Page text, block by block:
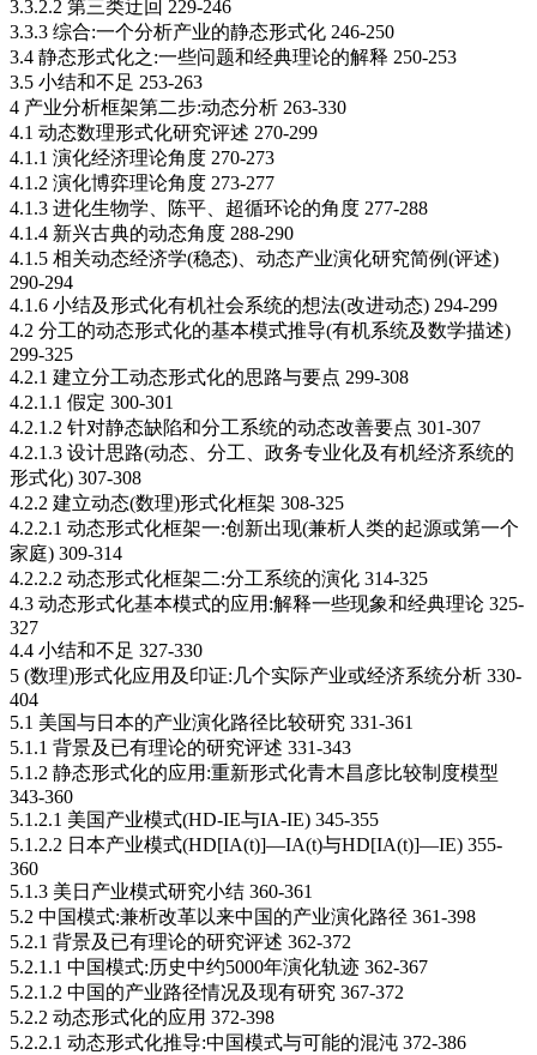
3.3.2.2 第三类迂回 229-246
3.3.3 综合:一个分析产业的静态形式化 246-250
3.4 静态形式化之:一些问题和经典理论的解释 250-253
3.5 小结和不足 253-263
4 产业分析框架第二步:动态分析 263-330
4.1 动态数理形式化研究评述 270-299
4.1.1 演化经济理论角度 270-273
4.1.2 演化博弈理论角度 273-277
4.1.3 进化生物学、陈平、超循环论的角度 277-288
4.1.4 新兴古典的动态角度 288-290
4.1.5 相关动态经济学(稳态)、动态产业演化研究简例(评述)
290-294
4.1.6 小结及形式化有机社会系统的想法(改进动态) 294-299
4.2 分工的动态形式化的基本模式推导(有机系统及数学描述)
299-325
4.2.1 建立分工动态形式化的思路与要点 299-308
4.2.1.1 假定 300-301
4.2.1.2 针对静态缺陷和分工系统的动态改善要点 301-307
4.2.1.3 设计思路(动态、分工、政务专业化及有机经济系统的
形式化) 307-308
4.2.2 建立动态(数理)形式化框架 308-325
4.2.2.1 动态形式化框架一:创新出现(兼析人类的起源或第一个
家庭) 309-314
4.2.2.2 动态形式化框架二:分工系统的演化 314-325
4.3 动态形式化基本模式的应用:解释一些现象和经典理论 325-
327
4.4 小结和不足 327-330
5 (数理)形式化应用及印证:几个实际产业或经济系统分析 330-
404
5.1 美国与日本的产业演化路径比较研究 331-361
5.1.1 背景及已有理论的研究评述 331-343
5.1.2 静态形式化的应用:重新形式化青木昌彦比较制度模型
343-360
5.1.2.1 美国产业模式(HD-IE与IA-IE) 345-355
5.1.2.2 日本产业模式(HD[IA(t)]—IA(t)与HD[IA(t)]—IE) 355-
360
5.1.3 美日产业模式研究小结 360-361
5.2 中国模式:兼析改革以来中国的产业演化路径 361-398
5.2.1 背景及已有理论的研究评述 362-372
5.2.1.1 中国模式:历史中约5000年演化轨迹 362-367
5.2.1.2 中国的产业路径情况及现有研究 367-372
5.2.2 动态形式化的应用 372-398
5.2.2.1 动态形式化推导:中国模式与可能的混沌 372-386